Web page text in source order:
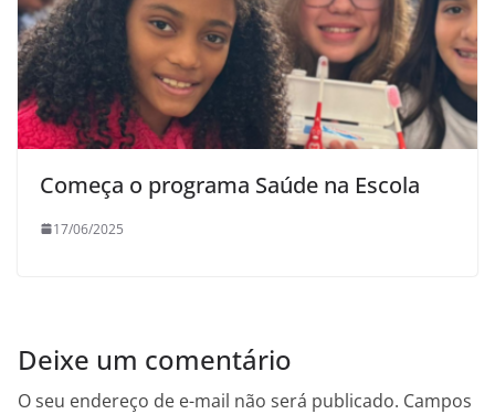
Começa o programa Saúde na Escola
17/06/2025
Deixe um comentário
O seu endereço de e-mail não será publicado. Campos